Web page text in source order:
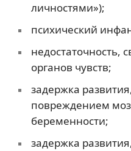
личностями»);
психический
недостаточность,
органов чувств;
задержка
повреждением
беременности;
задержка